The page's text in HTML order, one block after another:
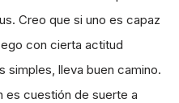
Creo que si uno es capaz
con cierta actitud
simples, lleva buen camino.
es cuestión de suerte a